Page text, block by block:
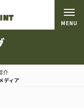
介
ディア
MENU